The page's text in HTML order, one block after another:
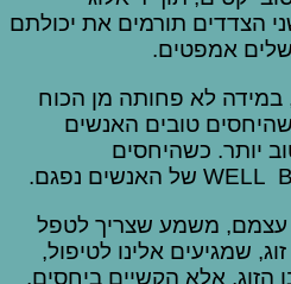
הצדדים תורמים את יכולתם
אמפטים.
במידה לא פחותה מן הכוח
טובים האנשים
יותר. כשהיחסים
עצמם, משמע שצריך לטפל
שמגיעים אלינו לטיפול,
הזוג, אלא הקשיים ביחסים,